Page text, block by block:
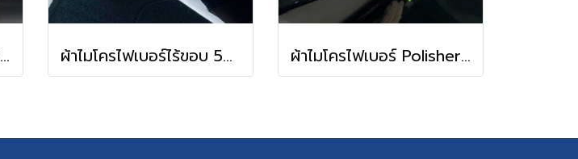
ผ้าสำหรับเคลือบสีโดยเฉพาะ (WIBWUB Margarita) ผ้าไมโครไฟเบอร์ไร้ขอบ 500 gsm (WIBWUB Perfect) ผ้าไมโครไฟเบอร์ Polisher (WIBWUB Polisher)